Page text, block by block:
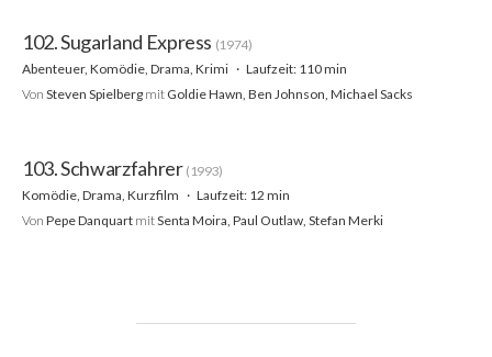
102. Sugarland Express (1974)
Abenteuer, Komödie, Drama, Krimi
Laufzeit: 110 min
Von Steven Spielberg mit Goldie Hawn, Ben Johnson, Michael Sacks
103. Schwarzfahrer (1993)
Komödie, Drama, Kurzfilm
Laufzeit: 12 min
Von Pepe Danquart mitSenta Moira, Paul Outlaw, Stefan Merki